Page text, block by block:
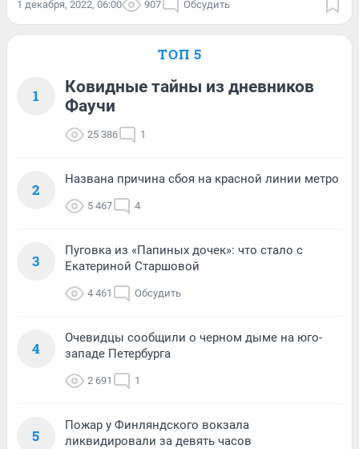
1 декабря, 2022, 06:00 907 Обсудить
ТОП 5
1
Ковидные тайны из дневников
Фаучи
25 386 1
2
Названа причина сбоя на красной линии метро
5 467 4
3
Пуговка из «Папиных дочек»: что стало с
Екатериной Старшовой
4 461 Обсудить
4
Очевидцы сообщили о черном дыме на юго-
западе Петербурга
2 691 1
5
Пожар у Финляндского вокзала
ликвидировали за девять часов